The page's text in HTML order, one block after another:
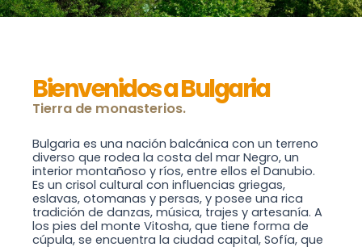
Bienvenidos a Bulgaria
Tierra de monasterios.
Bulgaria es una nación balcánica con un terreno
diverso que rodea la costa del mar Negro, un
interior montañoso y ríos, entre ellos el Danubio.
Es un crisol cultural con influencias griegas,
eslavas, otomanas y persas, y posee una rica
tradición de danzas, música, trajes y artesanía. A
los pies del monte Vitosha, que tiene forma de
cúpula, se encuentra la ciudad capital, Sofía, que